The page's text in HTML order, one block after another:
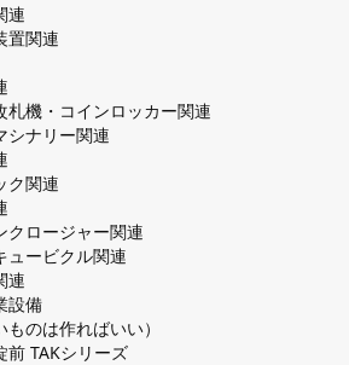
連
置関連
札機・コインロッカー関連
シナリー関連
ク関連
クロージャー関連
ュービクル関連
連
設備
のは作ればいい）
前 TAKシリーズ